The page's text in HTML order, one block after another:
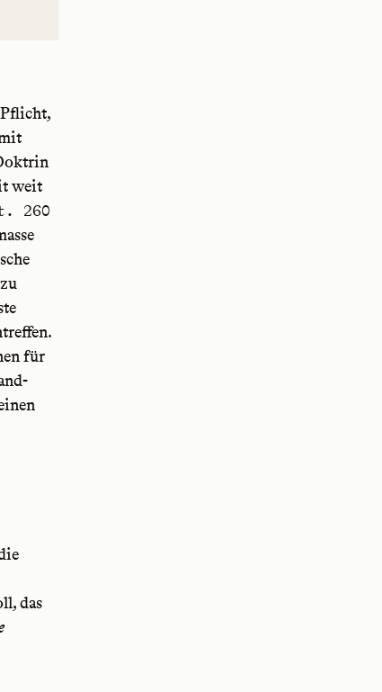
weit
260
für
das